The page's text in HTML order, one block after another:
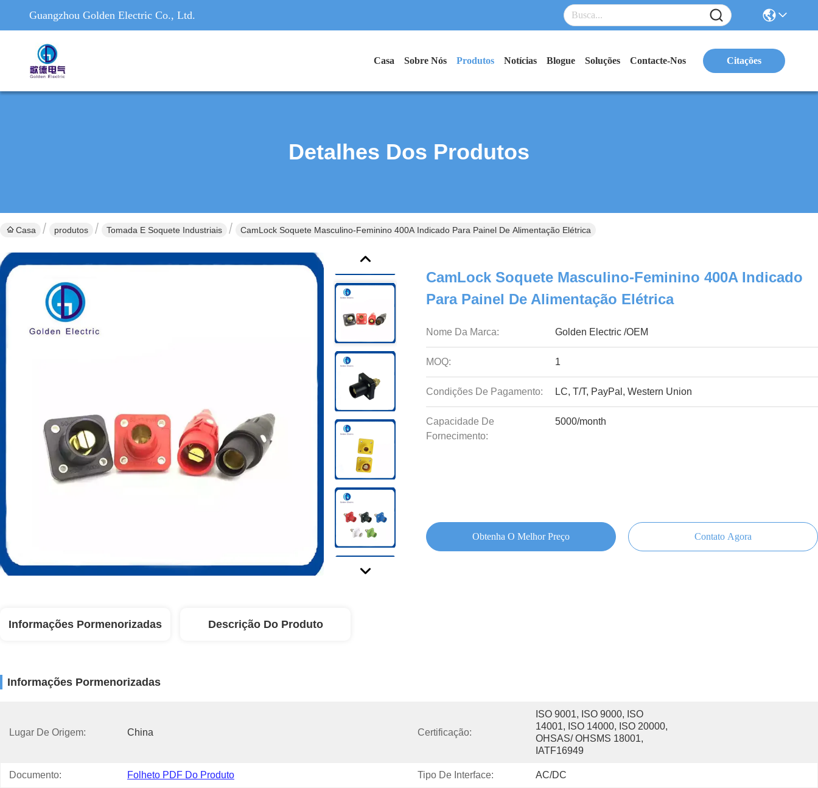
Guangzhou Golden Electric Co., Ltd.
Casa Sobre Nós Produtos Notícias Blogue Soluções Contacte-Nos Citações
Detalhes Dos Produtos
Casa produtos Tomada E Soquete Industriais CamLock Soquete Masculino-Feminino 400A Indicado Para Painel De Alimentação Elétrica
CamLock Soquete Masculino-Feminino 400A Indicado
Para Painel De Alimentação Elétrica
Nome Da Marca: Golden Electric /OEM
MOQ: 1
Condições De Pagamento: LC, T/T, PayPal, Western Union
Capacidade De
Fornecimento:
5000/month
Obtenha O Melhor Preço Contato Agora
Informações Pormenorizadas Descrição Do Produto
Informações Pormenorizadas
Lugar De Origem: China Certificação:
ISO 9001, ISO 9000, ISO
14001, ISO 14000, ISO 20000,
OHSAS/ OHSMS 18001,
IATF16949
Documento: Folheto PDF Do Produto Tipo De Interface: AC/DC